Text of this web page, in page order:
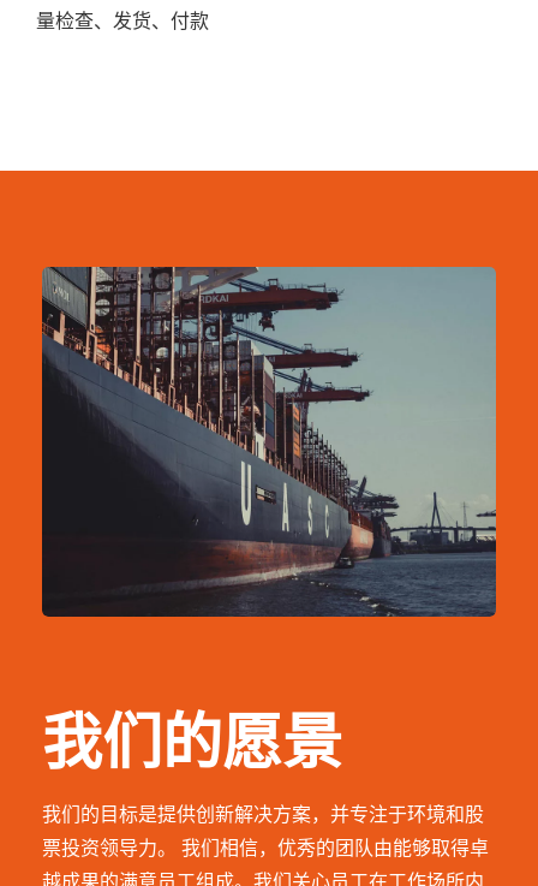
量检查、发货、付款
我们的愿景
我们的目标是提供创新解决方案，并专注于环境和股
票投资领导力。 我们相信，优秀的团队由能够取得卓